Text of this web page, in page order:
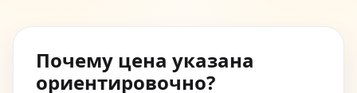
Почему цена указана
ориентировочно?